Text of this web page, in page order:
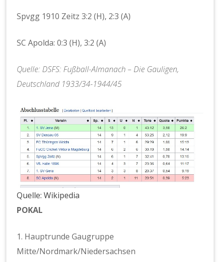
Spvgg 1910 Zeitz 3:2 (H), 2:3 (A)
SC Apolda: 0:3 (H), 3:2 (A)
Quelle: DSFS: Fußball-Almanach – Die Gauligen,
Deutschland 1933/34-1944/45
Quelle: Wikipedia
POKAL
1. Hauptrunde Gaugruppe
Mitte/Nordmark/Niedersachsen